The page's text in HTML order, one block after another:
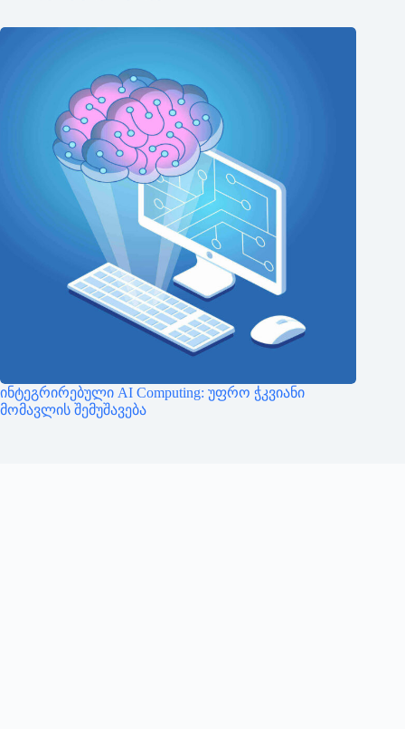
ინტეგრირებული AI Computing: უფრო ჭკვიანი
მომავლის შემუშავება